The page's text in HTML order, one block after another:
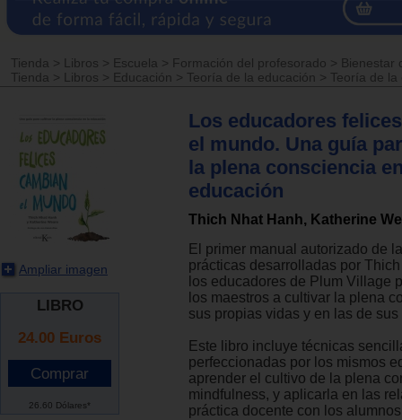
Tienda > Libros > Escuela > Formación del profesorado > Bienestar
Tienda
> Libros > Educación > Teoría de la educación > Teoría de la
Ampliar imagen
LIBRO
24.00 Euros
26.60 Dólares*
Los educadores
el mundo. Una guía
la plena consciencia
educación
Thich Nhat Hanh, Katherine
El primer manual autorizado de
prácticas desarrolladas por
los educadores de Plum Village
los maestros a cultivar la plena
sus propias vidas y en las de
Este libro incluye técnicas
perfeccionadas por los mismos
aprender el cultivo de la plena
mindfulness, y aplicarla en las
práctica docente con los